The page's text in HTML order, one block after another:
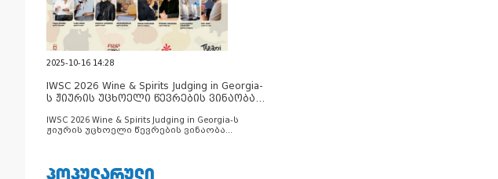
2025-10-16 14:28
IWSC 2026 Wine & Spirits Judging in Georgia-
ს ჟიურის უცხოელი წევრების ვინაობა
IWSC 2026 Wine & Spirits Judging in Georgia-ს
ჟიურის უცხოელი წევრების ვინაობა
ᲞᲝᲞᲣᲚᲐᲠᲣᲚᲘ